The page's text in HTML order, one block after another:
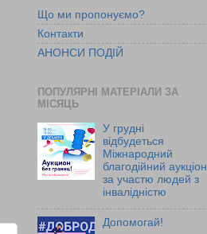
Що ми пропонуємо?
Контакти
АНОНСИ ПОДІЙ
ПОПУЛЯРНІ МАТЕРІАЛИ ЗА
МІСЯЦЬ
У грудні
відбудеться
Міжнародний
благодійний аукціон
за участю людей з
інвалідністю
Допомогай!